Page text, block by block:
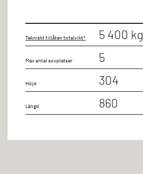
Enkelsäng på längden
Enkelsäng till dubbelsäng
Sittgrupp
Taksäng
Tekniskt tillåten totalvikt* 5 400 kg
Max antal sovplatser 5
Höjd 304
Längd 860